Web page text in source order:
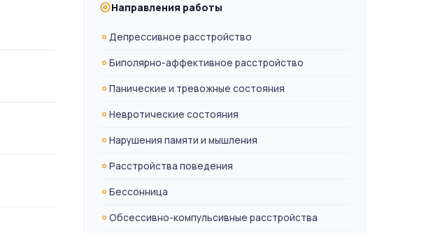
Направления работы
Депрессивное расстройство
Биполярно-аффективное расстройство
Панические и тревожные состояния
Невротические состояния
Нарушения памяти и мышления
Расстройства поведения
Бессонница
Обсессивно-компульсивные расстройства